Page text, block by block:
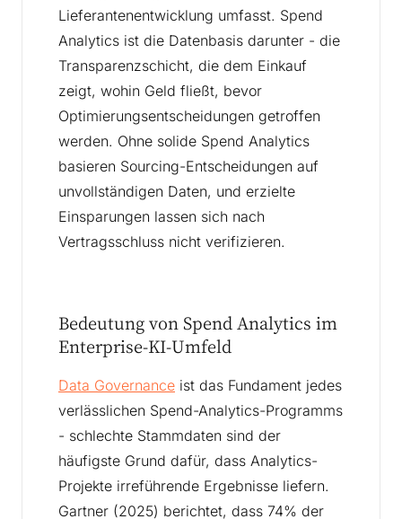
Lieferantenentwicklung umfasst. Spend
Analytics ist die Datenbasis darunter - die
Transparenzschicht, die dem Einkauf
zeigt, wohin Geld fließt, bevor
Optimierungsentscheidungen getroffen
werden. Ohne solide Spend Analytics
basieren Sourcing-Entscheidungen auf
unvollständigen Daten, und erzielte
Einsparungen lassen sich nach
Vertragsschluss nicht verifizieren.
Bedeutung von Spend Analytics im
Enterprise-KI-Umfeld
Data Governance ist das Fundament jedes
verlässlichen Spend-Analytics-Programms
- schlechte Stammdaten sind der
häufigste Grund dafür, dass Analytics-
Projekte irreführende Ergebnisse liefern.
Gartner (2025) berichtet, dass 74% der